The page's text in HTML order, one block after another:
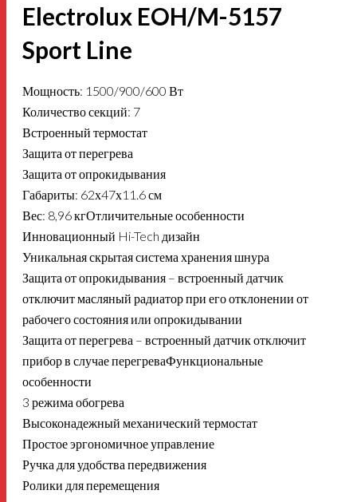
Electrolux EOH/M-5157
Sport Line
Мощность: 1500/900/600 Вт
Количество секций: 7
Встроенный термостат
Защита от перегрева
Защита от опрокидывания
Габариты: 62х47х11.6 см
Вес: 8,96 кгОтличительные особенности
Инновационный Hi-Tech дизайн
Уникальная скрытая система хранения шнура
Защита от опрокидывания – встроенный датчик
отключит масляный радиатор при его отклонении от
рабочего состояния или опрокидывании
Защита от перегрева – встроенный датчик отключит
прибор в случае перегреваФункциональные
особенности
3 режима обогрева
Высоконадежный механический термостат
Простое эргономичное управление
Ручка для удобства передвижения
Ролики для перемещения